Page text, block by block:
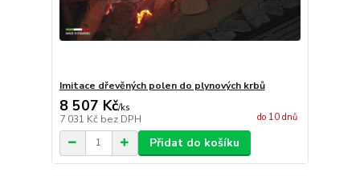
Imitace dřevěných polen do plynových krbů
8 507 Kč/ks
7 031 Kč bez DPH do 10 dnů
Přidat do košíku